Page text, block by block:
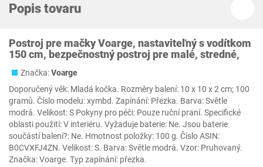
Popis tovaru
Postroj pre mačky Voarge, nastaviteľný s vodítkom
150 cm, bezpečnostný postroj pre malé, stredné,
Značka:Voarge
Doporučený věk: Mladá kočka. Rozměry balení: 10 x 10 x 2 cm; 100
gramů. Číslo modelu: xymbd. Zapínání: Přezka. Barva: Světle
modrá. Velikost: S Pokyny pro péči: Pouze ruční praní. Specifické
oblasti použití: V interiéru. Vyžaduje baterie: Ne. Jsou baterie
součástí balení?: Ne. Hmotnost položky: 100 g. Číslo ASIN:
B0CVXFJ4ZN. Velikost: S. Barva: Světle modrá. Vzor: Pruhovaný.
Značka: Voarge. Typ zapínání: přezka.